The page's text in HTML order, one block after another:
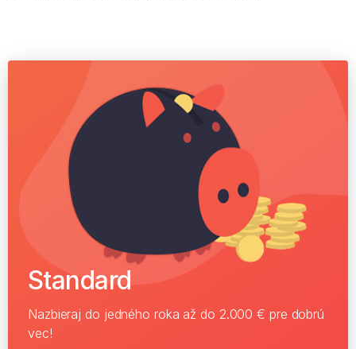
Standard
Nazbieraj do jedného roka až do 2.000 € pre dobrú
vec!